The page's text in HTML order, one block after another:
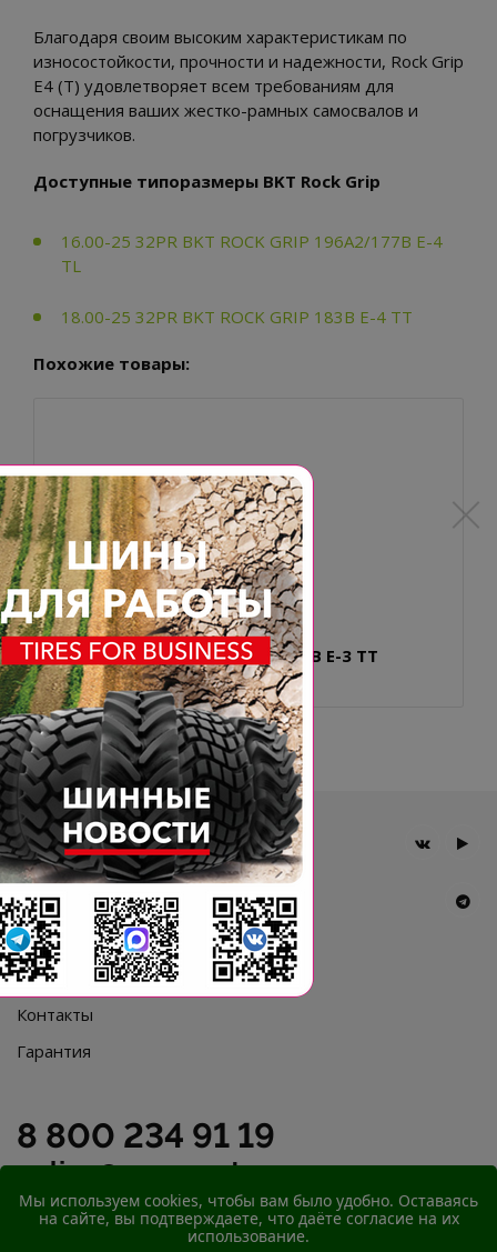
Благодаря своим высоким характеристикам по
износостойкости, прочности и надежности, Rock Grip
E4 (T) удовлетворяет всем требованиям для
оснащения ваших жестко-рамных самосвалов и
погрузчиков.
Доступные типоразмеры BKT Rock Grip
16.00-25 32PR BKT ROCK GRIP 196A2/177B E-4
TL
18.00-25 32PR BKT ROCK GRIP 183B E-4 TT
Похожие товары:
18.00-25 32PR BKT XL GRIP 183B E-3 TT
Главная
Компания
Шины BKT
Новости
Статьи
Контакты
Гарантия
8 800 234 91 19
online@agromast.ru
© 2026ООО "АгроМаст"
Мы используем cookies, чтобы вам было удобно. Оставаясь
на сайте, вы подтверждаете, что даёте согласие на их
использование.